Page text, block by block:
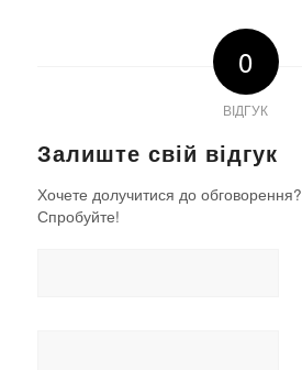
0
ВІДГУК
Залиште свій відгук
Хочете долучитися до обговорення?
Спробуйте!